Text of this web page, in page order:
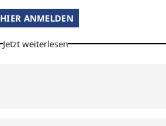
HIER ANMELDEN
Jetzt weiterlesen